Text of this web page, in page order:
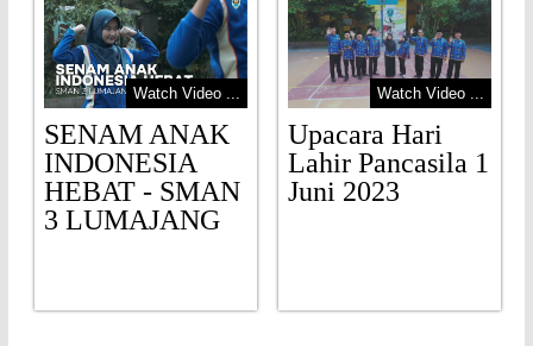
Watch Video ...
SENAM ANAK
INDONESIA
HEBAT - SMAN
3 LUMAJANG
Watch Video ...
Upacara Hari
Lahir Pancasila 1
Juni 2023